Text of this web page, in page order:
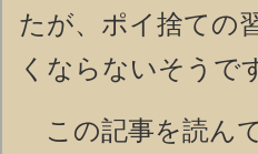
たが、ポイ捨ての
くならないそうで
この記事を読ん